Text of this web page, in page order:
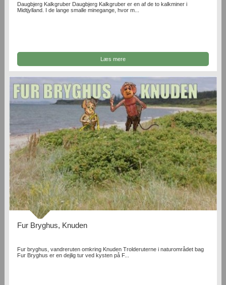
Daugbjerg Kalkgruber Daugbjerg Kalkgruber er en af de to kalkminer i
Midtjylland. I de lange smalle minegange, hvor m...
Læs mere
Fur Bryghus, Knuden
Fur bryghus, vandreruten omkring Knuden Trolderuterne i naturområdet bag
Fur Bryghus er en dejlig tur ved kysten på F...